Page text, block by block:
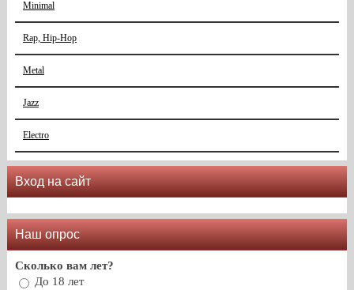
Minimal
Rap, Hip-Hop
Metal
Jazz
Electro
Вход на сайт
Наш опрос
Сколько вам лет?
До 18 лет